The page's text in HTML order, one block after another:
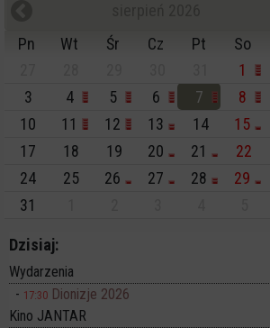
Pn
Wt Śr Cz Pt So
1
3
4 5 6 7 8
10
11 12 13 14 15
17
18 19 20 21 22
24
25 26 27 28 29
31
Dzisiaj:
Wydarzenia
17:30 Dionizje 2026
Kino JANTAR